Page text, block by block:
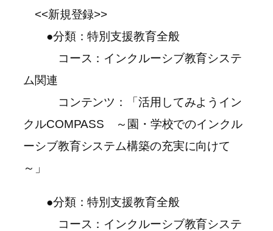
<<新規登録>>
●分類：特別支援教育全般
コース：インクルーシブ教育システ
ム関連
コンテンツ：「活用してみようイン
クルCOMPASS ～園・学校でのインクル
ーシブ教育システム構築の充実に向けて
～」
●分類：特別支援教育全般
コース：インクルーシブ教育システ